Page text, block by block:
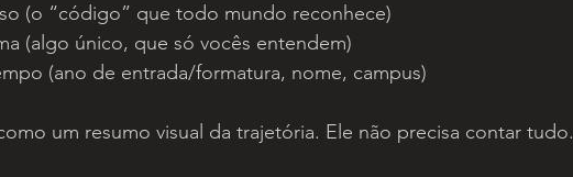
(o “código” que todo mundo reconhece)
(algo único, que só vocês entendem)
(ano de entrada/formatura, nome, campus)
um resumo visual da trajetória. Ele não precisa contar tudo.